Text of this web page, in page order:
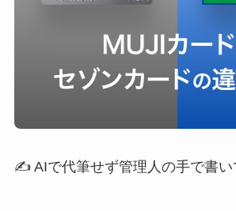
✍️ AIで代筆せず管理人の手で書い